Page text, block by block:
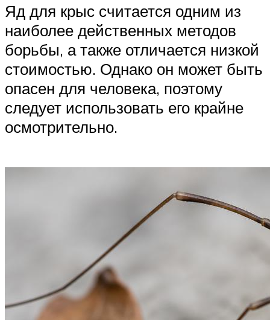
Яд для крыс считается одним из
наиболее действенных методов
борьбы, а также отличается низкой
стоимостью. Однако он может быть
опасен для человека, поэтому
следует использовать его крайне
осмотрительно.